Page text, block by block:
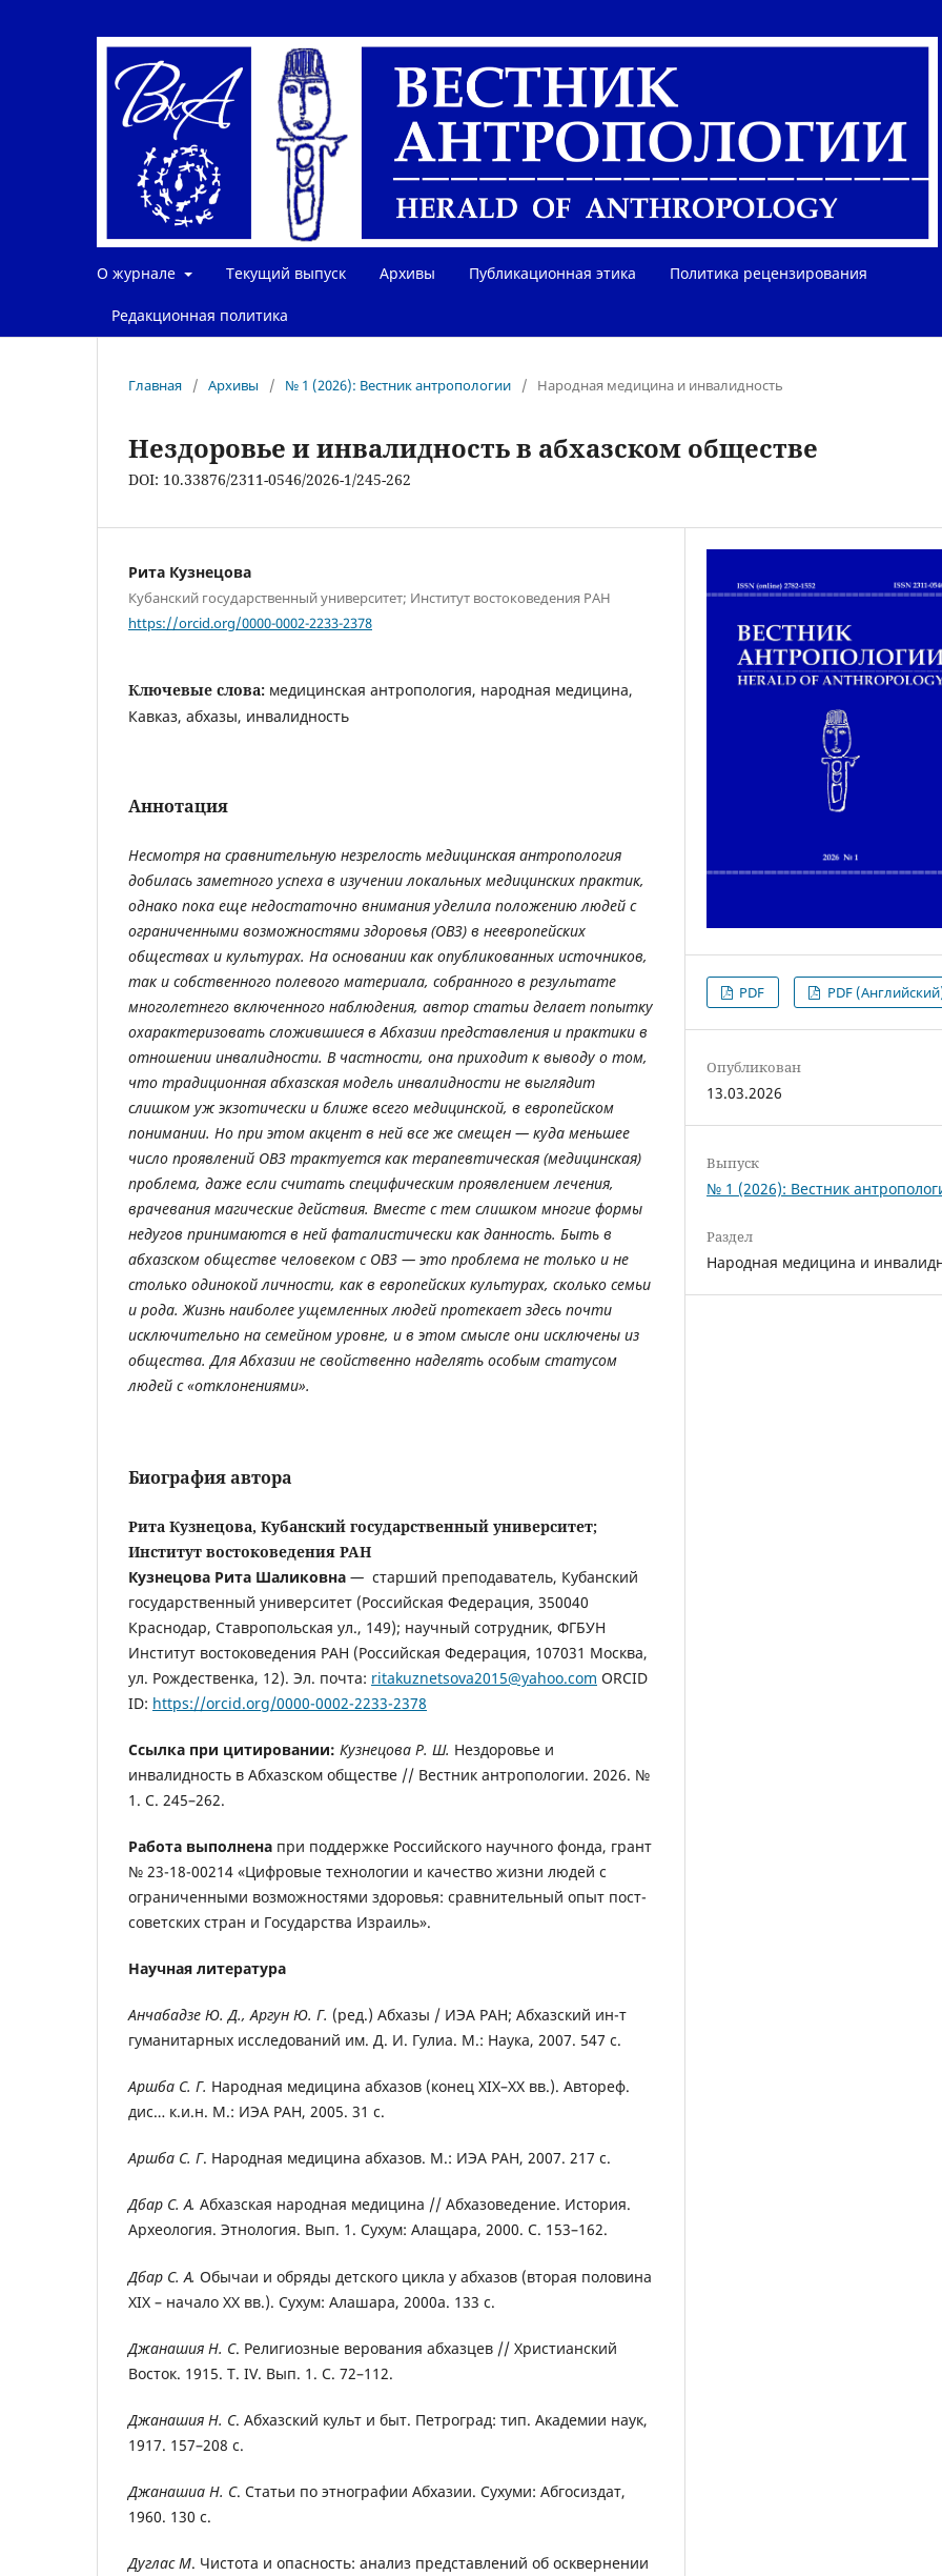
О журнале Текущий выпуск Архивы Публикационная этика Политика рецензирования
Редакционная политика
Главная / Архивы / № 1 (2026): Вестник антропологии / Народная медицина и инвалидность
Нездоровье и инвалидность в абхазском обществе
DOI: 10.33876/2311-0546/2026-1/245-262
Рита Кузнецова
Кубанский государственный университет; Институт востоковедения РАН
https://orcid.org/0000-0002-2233-2378
Ключевые слова: медицинская антропология, народная медицина,
Кавказ, абхазы, инвалидность
Аннотация
Несмотря на сравнительную незрелость медицинская антропология
добилась заметного успеха в изучении локальных медицинских практик,
однако пока еще недостаточно внимания уделила положению людей с
ограниченными возможностями здоровья (ОВЗ) в неевропейских
обществах и культурах. На основании как опубликованных источников,
так и собственного полевого материала, собранного в результате
многолетнего включенного наблюдения, автор статьи делает попытку
охарактеризовать сложившиеся в Абхазии представления и практики в
отношении инвалидности. В частности, она приходит к выводу о том,
что традиционная абхазская модель инвалидности не выглядит
слишком уж экзотически и ближе всего медицинской, в европейском
понимании. Но при этом акцент в ней все же смещен — куда меньшее
число проявлений ОВЗ трактуется как терапевтическая (медицинская)
проблема, даже если считать специфическим проявлением лечения,
врачевания магические действия. Вместе с тем слишком многие формы
недугов принимаются в ней фаталистически как данность. Быть в
абхазском обществе человеком с ОВЗ — это проблема не только и не
столько одинокой личности, как в европейских культурах, сколько семьи
и рода. Жизнь наиболее ущемленных людей протекает здесь почти
исключительно на семейном уровне, и в этом смысле они исключены из
общества. Для Абхазии не свойственно наделять особым статусом
людей с «отклонениями».
Биография автора
Рита Кузнецова, Кубанский государственный университет;
Институт востоковедения РАН
Кузнецова Рита Шаликовна — старший преподаватель, Кубанский
государственный университет (Российская Федерация, 350040
Краснодар, Ставропольская ул., 149); научный сотрудник, ФГБУН
Институт востоковедения РАН (Российская Федерация, 107031 Москва,
ул. Рождественка, 12). Эл. почта: ritakuznetsova2015@yahoo.com ORCID
ID: https://orcid.org/0000-0002-2233-2378
Ссылка при цитировании: Кузнецова Р. Ш. Нездоровье и
инвалидность в Абхазском обществе // Вестник антропологии. 2026. №
1. С. 245–262.
Работа выполнена при поддержке Российского научного фонда, грант
№ 23-18-00214 «Цифровые технологии и качество жизни людей с
ограниченными возможностями здоровья: сравнительный опыт пост-
советских стран и Государства Израиль».
Научная литература
Анчабадзе Ю. Д., Аргун Ю. Г. (ред.) Абхазы / ИЭА РАН; Абхазский ин-т
гуманитарных исследований им. Д. И. Гулиа. М.: Наука, 2007. 547 с.
Аршба С. Г. Народная медицина абхазов (конец XIX–XX вв.). Автореф.
дис… к.и.н. М.: ИЭА РАН, 2005. 31 с.
Аршба С. Г. Народная медицина абхазов. М.: ИЭА РАН, 2007. 217 с.
Дбар С. А. Абхазская народная медицина // Абхазоведение. История.
Археология. Этнология. Вып. 1. Сухум: Алащара, 2000. С. 153–162.
Дбар С. А. Обычаи и обряды детского цикла у абхазов (вторая половина
ХIХ – начало XX вв.). Сухум: Алашара, 2000а. 133 с.
Джанашия Н. С. Религиозные верования абхазцев // Христианский
Восток. 1915. Т. IV. Вып. 1. С. 72–112.
Джанашия Н. С. Абхазский культ и быт. Петроград: тип. Академии наук,
1917. 157–208 с.
Джанашиа Н. С. Статьи по этнографии Абхазии. Сухуми: Абгосиздат,
1960. 130 с.
Дуглас М. Чистота и опасность: анализ представлений об осквернении
PDF PDF
Опубликован
13.03.2026
Выпуск
№ 1 (2026): Вестник
Раздел
Народная медицина и